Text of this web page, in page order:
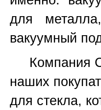
для
вакуумный
Компания
наших
для стекла,